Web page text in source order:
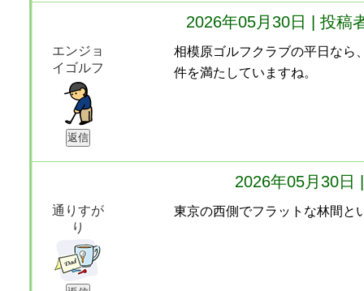
2026年05月30日 | 投稿
エンジョ
イゴルフ
相模原ゴルフクラブの平日なら
件を満たしていますね。
2026年05月30日
通りすが
り
東京の西側でフラットな林間と